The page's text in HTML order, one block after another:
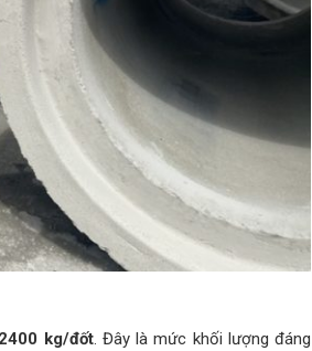
2400 kg/đốt. Đây là mức khối lượng đáng